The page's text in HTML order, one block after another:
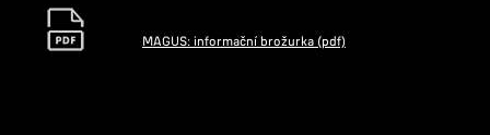
MAGUS: informační brožurka (pdf)